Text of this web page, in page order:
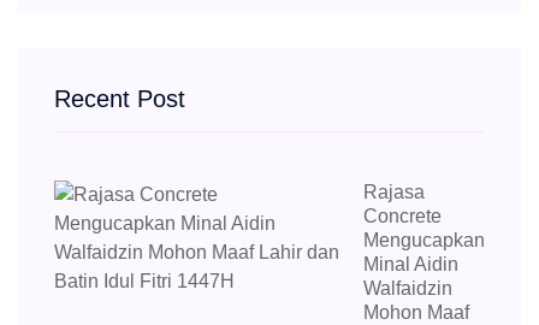
Recent Post
Rajasa
Concrete
Mengucapkan
Minal Aidin
Walfaidzin
Mohon Maaf